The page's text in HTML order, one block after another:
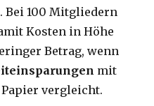
Bei 100 Mitgliedern
Kosten in Höhe
Betrag, wenn
mit
vergleicht.